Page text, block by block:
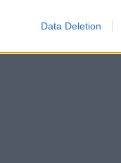
Data Deletion